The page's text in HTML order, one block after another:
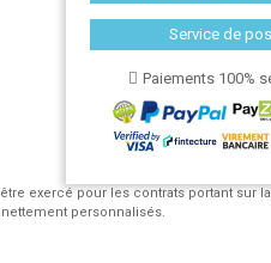
Service de
Paiements 100%
exercé pour les contrats portant sur
personnalisés.